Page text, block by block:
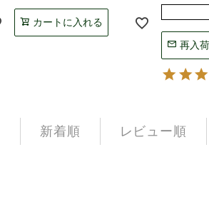
カートに入れる
再入
新着順 レビュー順